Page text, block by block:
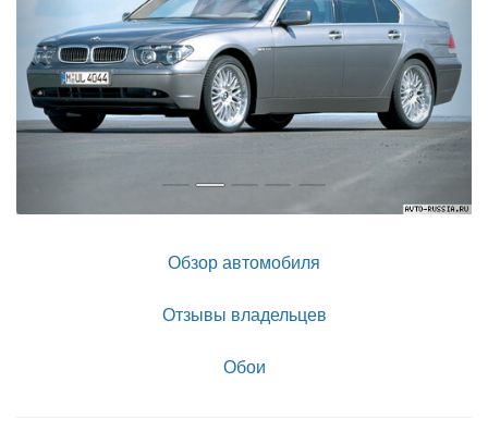
Обзор автомобиля
Отзывы владельцев
Обои